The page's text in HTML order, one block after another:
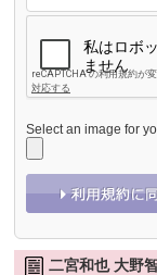
Select an image for
二宮和也 大野